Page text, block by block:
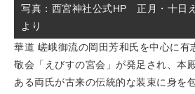
写真：西宮神社公式HP 正月・十日
より
華道 嵯峨御流の岡田芳和氏を中心に有
敬会「えびすの宮会」が発足され、本
ある両氏が古来の伝統的な装束に身を